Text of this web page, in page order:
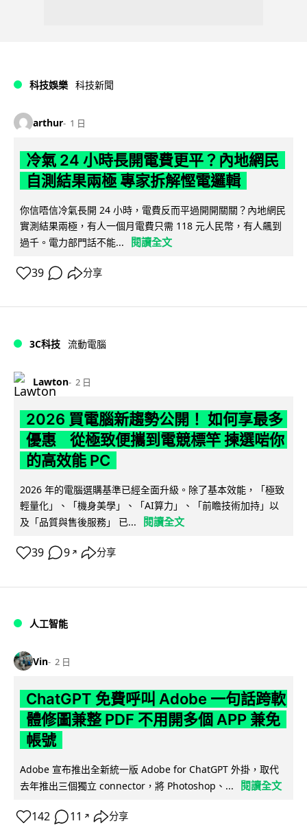
科技娛樂 科技新聞
arthur 1 日
冷氣 24 小時長開電費更平？內地網民
自測結果兩極 專家拆解慳電邏輯
你信唔信冷氣長開 24 小時，電費反而平過開開關關？內地網民
實測結果兩極，有人一個月電費只需 118 元人民幣，有人飆到
過千。電力部門話不能...
閱讀全文
39 分享
3C科技 流動電腦
Lawton 2 日
2026 買電腦新趨勢公開！ 如何享最多
優惠 從極致便攜到電競標竿 揀選啱你
的高效能 PC
2026 年的電腦選購基準已經全面升級。除了基本效能，「極致
輕量化」、「機身美學」、「AI算力」、「前瞻技術加持」以
及「品質與售後服務」 已...
閱讀全文
39 9 ↗ 分享
人工智能
Vin 2 日
ChatGPT 免費呼叫 Adobe 一句話跨軟
體修圖兼整 PDF 不用開多個 APP 兼免
帳號
Adobe 宣布推出全新統一版 Adobe for ChatGPT 外掛，取代
去年推出三個獨立 connector，將 Photoshop、...
閱讀全文
142 11 ↗ 分享